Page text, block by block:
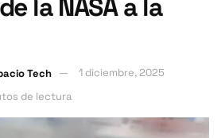
la NASA a la
Tech
1 diciembre, 2025
de lectura